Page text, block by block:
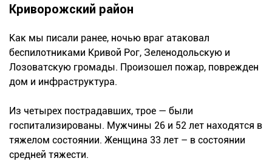
Криворожский район
Как мы писали ранее, ночью враг атаковал
беспилотниками Кривой Рог, Зеленодольскую и
Лозоватскую громады. Произошел пожар, поврежден
дом и инфраструктура.
Из четырех пострадавших, трое — были
госпитализированы. Мужчины 26 и 52 лет находятся в
тяжелом состоянии. Женщина 33 лет – в состоянии
средней тяжести.